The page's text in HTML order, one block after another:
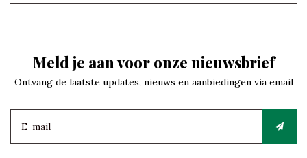
Meld je aan voor onze nieuwsbrief
Ontvang de laatste updates, nieuws en aanbiedingen via email